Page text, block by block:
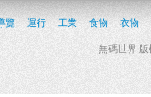
覽 運行 工業 | 食物 衣物 |
無碼世界